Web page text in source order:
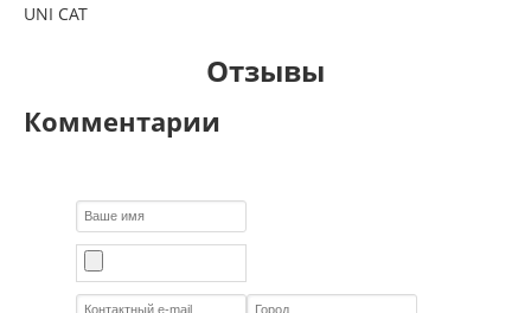
UNI CAT
Отзывы
Комментарии